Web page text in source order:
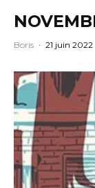
Boris · 21 juin 2022